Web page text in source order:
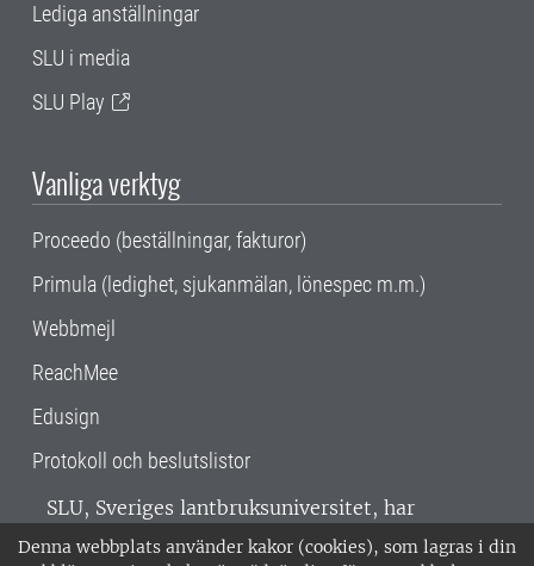
Denna webbplats använder kakor (cookies), som lagras i din
Lediga anställningar
SLU i media
SLU Play
Vanliga verktyg
Proceedo (beställningar, fakturor)
Primula (ledighet, sjukanmälan, lönespec m.m.)
Webbmejl
ReachMee
Edusign
Protokoll och beslutslistor
SLU, Sveriges lantbruksuniversitet, har
verksamhet över hela Sverige. Huvudorter är